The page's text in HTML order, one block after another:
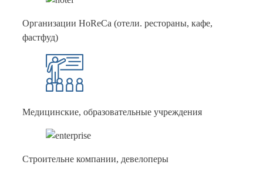
Организации HoReCa (отели. рестораны, кафе,
фастфуд)
Медицинские, образовательные учреждения
Строительне компании, девелоперы